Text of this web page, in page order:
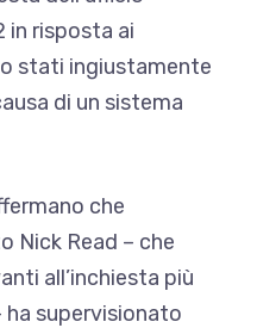
in risposta ai
stati ingiustamente
di un sistema
che
Nick Read – che
all’inchiesta più
supervisionato